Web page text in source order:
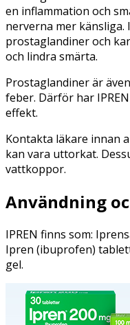
en inflammation och
nerverna mer känsliga.
prostaglandiner och
och lindra smärta.
Prostaglandiner är
feber. Därför har
effekt.
Kontakta läkare innan
kan vara uttorkat.
vattkoppor.
Användning
IPREN finns som:
Ipren (ibuprofen)
gel.